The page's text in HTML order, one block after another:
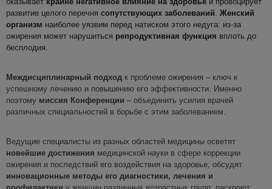
развитие целого перечня сопутствующих заболеваний. Женский
организм наиболее уязвим перед натиском этого недуга: из-за
ожирения может нарушиться репродуктивная функция вплоть до
бесплодия.
Междисциплинарный подход к проблеме ожирения – ключ к
успешному лечению и повышению его эффективности. Именно
поэтому миссия Конференции – объединить усилия врачей
различных специальностей в борьбе с этим заболеванием.
Ведущие специалисты из разных областей медицины осветят
новейшие достижения медицинской науки в сфере коррекции
ожирения и последствий его воздействия на здоровье, обсудят
инновационные методы его диагностики, лечения и